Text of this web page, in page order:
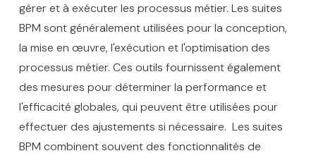
gérer et à exécuter les processus métier. Les suites
BPM sont généralement utilisées pour la conception,
la mise en œuvre, l'exécution et l'optimisation des
processus métier. Ces outils fournissent également
des mesures pour déterminer la performance et
l'efficacité globales, qui peuvent être utilisées pour
effectuer des ajustements si nécessaire. Les suites
BPM combinent souvent des fonctionnalités de